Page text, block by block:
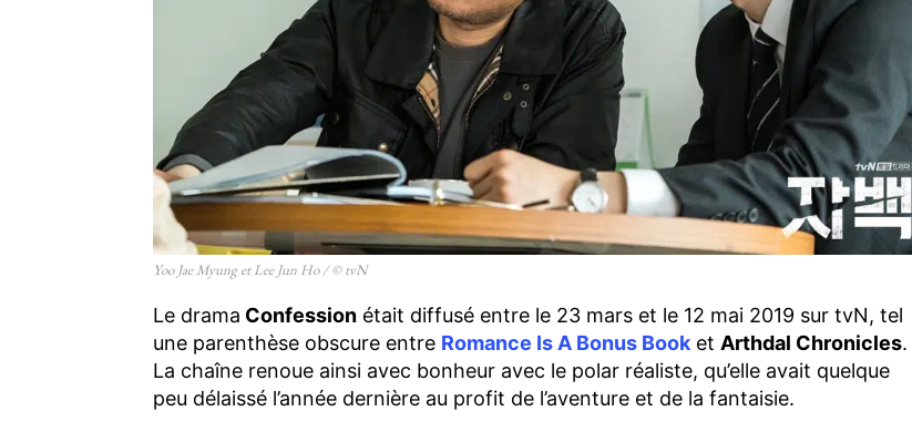
Yoo Jae Myung et Lee Jun Ho / © tvN
Le drama Confession était diffusé entre le 23 mars et le 12 mai 2019 sur tvN, tel
une parenthèse obscure entre Romance Is A Bonus Booket Arthdal Chronicles.
La chaîne renoue ainsi avec bonheur avec le polar réaliste, qu’elle avait quelque
peu délaissé l’année dernière au profit de l’aventure et de la fantaisie.